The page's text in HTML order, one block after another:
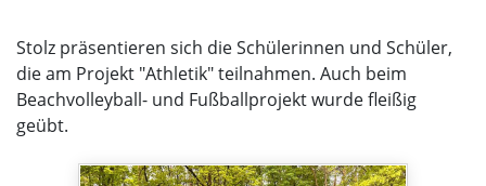
Stolz präsentieren sich die Schülerinnen und Schüler,
die am Projekt "Athletik" teilnahmen. Auch beim
Beachvolleyball- und Fußballprojekt wurde fleißig
geübt.